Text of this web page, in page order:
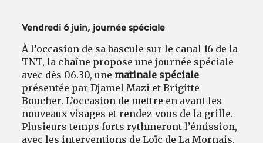
Vendredi 6 juin, journée spéciale
À l’occasion de sa bascule sur le canal 16 de la
TNT, la chaîne propose une journée spéciale
avec dès 06.30, une matinale spéciale
présentée par Djamel Mazi et Brigitte
Boucher. L’occasion de mettre en avant les
nouveaux visages et rendez-vous de la grille.
Plusieurs temps forts rythmeront l’émission,
avec les interventions de Loïc de La Mornais,